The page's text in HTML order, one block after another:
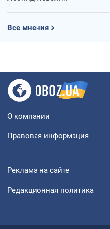
Все мнения
О компании
Правовая информация
Реклама на сайте
Редакционная политика